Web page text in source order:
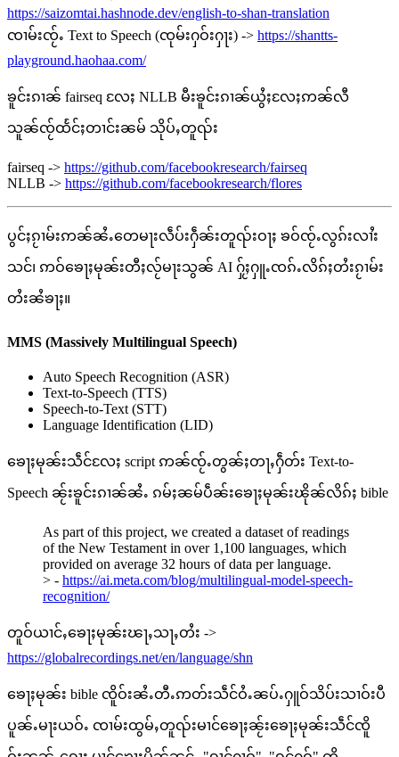
https://saizomtai.hashnode.dev/english-to-shan-translation
ၸၢမ်းၸႂ်ႉ Text to Speech (ၸုမ်းႁဝ်းႁႃး) -> https://shantts-
playground.haohaa.com/
ၶူင်းၵၢၼ် fairseq လႄႈ NLLB မီးၶူင်းၵၢၼ်ယွႆႈလႄႈဢၼ်လီ
သူၼ်ၸႂ်ထႅင်ႈတၢင်းၼမ် သိုပ်ႇတူၺ်း
fairseq -> https://github.com/facebookresearch/fairseq
NLLB -> https://github.com/facebookresearch/flores
ပွင်ႈၵႂၢမ်းဢၼ်ၼႆႉတေမႃးလဵပ်းႁဵၼ်းတူၺ်းဝႃႈ ၶဝ်ၸႂ်ႉလွၵ်းလၢႆး
သင်၊ ဢဝ်ၶေႃႈမုၼ်းတီႈလႂ်မႃးသွၼ် AI ႁႂ်ႈႁူႉၸၵ်ႉလိၵ်ႈတႆးၵႂၢမ်း
တႆးၼႆၶႃႈ။
MMS (Massively Multilingual Speech)
Auto Speech Recognition (ASR)
Text-to-Speech (TTS)
Speech-to-Text (STT)
Language Identification (LID)
ၶေႃႈမုၼ်းသဵင်လႄႈ script ဢၼ်ၸႂ်ႉတွၼ်ႈတႃႇႁဵတ်း Text-to-
Speech ၼႂ်းၶူင်းၵၢၼ်ၼႆႉ ၵမ်ႈၼမ်ပဵၼ်းၶေႃႈမုၼ်းၽိုၼ်လိၵ်ႈ bible
As part of this project, we created a dataset of readings
of the New Testament in over 1,100 languages, which
provided on average 32 hours of data per language.
> - https://ai.meta.com/blog/multilingual-model-speech-
recognition/
တူဝ်ယၢင်ႇၶေႃႈမုၼ်းၽႃႇသႃႇတႆး ->
https://globalrecordings.net/en/language/shn
ၶေႃႈမုၼ်း bible ၸိူဝ်းၼႆႉတီႉဢတ်းသဵင်ဝႆႉၼပ်ႉႁူဝ်သိပ်းသၢဝ်းပီ
ပူၼ်ႉမႃးယဝ်ႉ ၸၢမ်းထွမ်ႇတူၺ်းမၢင်ၶေႃႈၼႂ်းၶေႃႈမုၼ်းသဵင်ၸိူ